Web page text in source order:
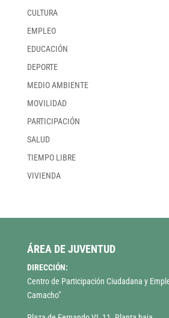
CULTURA
EMPLEO
EDUCACIÓN
DEPORTE
MEDIO AMBIENTE
MOVILIDAD
PARTICIPACIÓN
SALUD
TIEMPO LIBRE
VIVIENDA
ÁREA DE JUVENTUD
DIRECCIÓN:
Centro de Participación Ciudadana y
Camacho”